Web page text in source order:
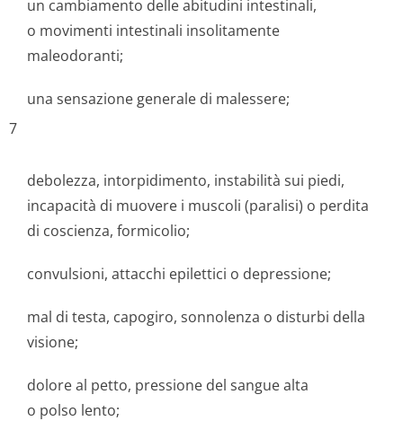
un cambiamento delle abitudini intestinali,
o movimenti intestinali insolitamente
maleodoranti;
una sensazione generale di malessere;
7
debolezza, intorpidimento, instabilità sui piedi,
incapacità di muovere i muscoli (paralisi) o perdita
di coscienza, formicolio;
convulsioni, attacchi epilettici o depressione;
mal di testa, capogiro, sonnolenza o disturbi della
visione;
dolore al petto, pressione del sangue alta
o polso lento;